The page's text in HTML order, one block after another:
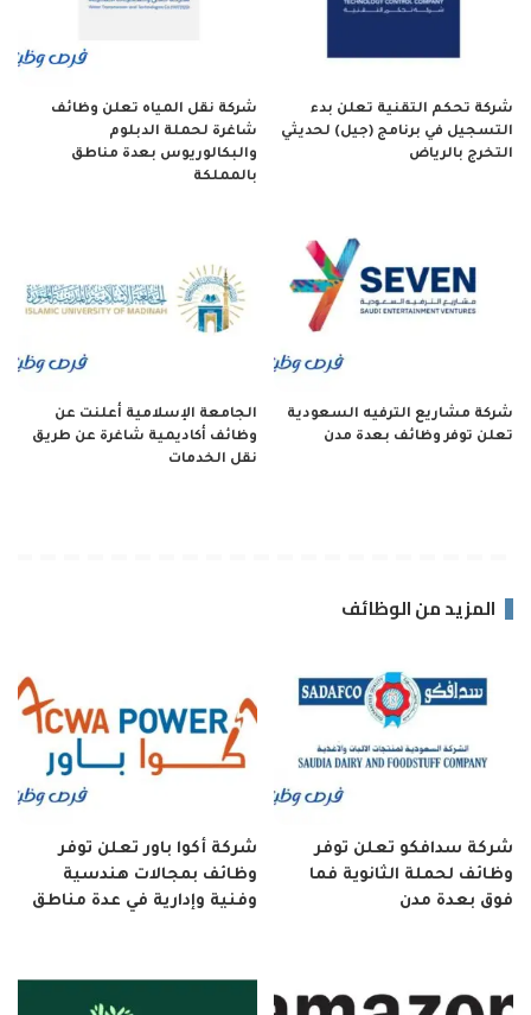
شركة تحكم التقنية تعلن بدء
التسجيل في برنامج (جيل) لحديثي
التخرج بالرياض
شركة نقل المياه تعلن وظائف
شاغرة لحملة الدبلوم
والبكالوريوس بعدة مناطق
بالمملكة
شركة مشاريع الترفيه السعودية
تعلن توفر وظائف بعدة مدن
الجامعة الإسلامية أعلنت عن
وظائف أكاديمية شاغرة عن طريق
نقل الخدمات
المزيد من الوظائف
شركة سدافكو تعلن توفر
وظائف لحملة الثانوية فما
فوق بعدة مدن
شركة أكوا باور تعلن توفر
وظائف بمجالات هندسية
وفنية وإدارية في عدة مناطق